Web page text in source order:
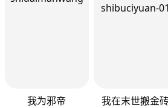
我为邪帝 我在末世搬金